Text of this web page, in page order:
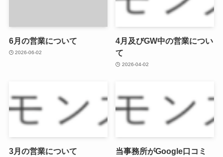
6月の営業について
2026-06-02
4月及びGW中の営業につい
て
2026-04-02
3月の営業について
当事務所がGoogle口コミ